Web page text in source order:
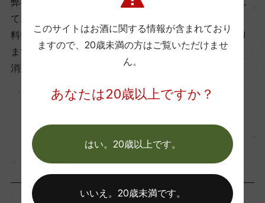
ビオ情報・認証機関
ー
コンクール入賞歴
海外ワイン専門誌評価歴
ております。
料飲店様には帳合酒販店様を通して商品を提供しており
ます。
消費者様には酒販店様の紹介をしております
このサイトはお酒に関する情報が含まれており
ますので、 20歳未満の方はご覧いただけませ
ん。
あなたは20歳以上ですか？
はい。20歳以上です。
いいえ。20歳未満です。